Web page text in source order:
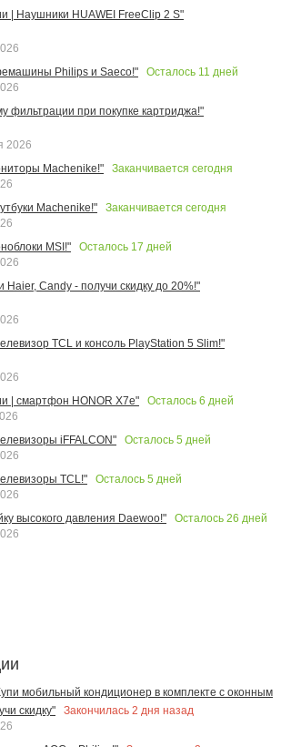
| Наушники HUAWEI FreeClip 2 S"
Philips и Saeco!"
Осталось 11 дней
фильтрации при покупке картриджа!"
2026
Machenike!"
Заканчивается сегодня
Machenike!"
Заканчивается сегодня
MSI!"
Осталось 17 дней
Haier, Candy - получи скидку до 20%!"
TCL и консоль PlayStation 5 Slim!"
| смартфон HONOR X7e"
Осталось 6 дней
iFFALCON"
Осталось 5 дней
TCL!"
Осталось 5 дней
высокого давления Daewoo!"
Осталось 26 дней
мобильный кондиционер в комплекте с оконным
скидку"
Закончилась 2 дня назад